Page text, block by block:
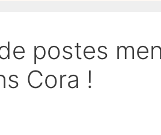
postes
Cora !